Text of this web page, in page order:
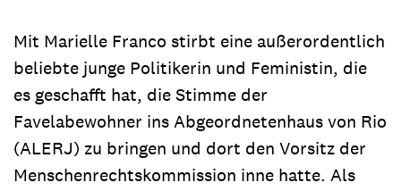
Mit Marielle Franco stirbt eine außerordentlich
beliebte junge Politikerin und Feministin, die
es geschafft hat, die Stimme der
Favelabewohner ins Abgeordnetenhaus von Rio
(ALERJ) zu bringen und dort den Vorsitz der
Menschenrechtskommission inne hatte. Als